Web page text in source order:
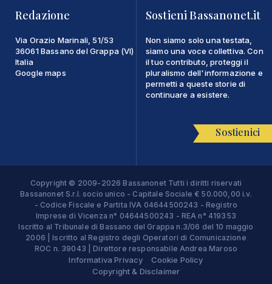
Redazione
Via Orazio Marinali, 51/53
36061 Bassano del Grappa (VI)
Italia
Google maps
Sostieni Bassanonet.it
Non siamo solo una testata,
siamo una voce collettiva. Con
il tuo contributo, proteggi il
pluralismo dell'informazione e
permetti a queste storie di
continuare a esistere.
Sostienici
Copyright © 2009-2026 Bassanonet Tutti i diritti riservati
Bassanonet S.r.l. socio unico - Capitale Sociale € 50.000,00 i.v.
- Codice Fiscale e Partita IVA 04644500243 - Registro
Imprese di Vicenza n° 04644500243 - REA n° 419353
Iscritto al Tribunale di Bassano del Grappa n.3/06 del 10 maggio
2006 | Iscritto al Registro degli Operatori di Comunicazione
ROC n. 39043 | Direttore responsabile Andrea Maroso
Informativa Privacy
Cookie Policy
Copyright & Disclaimer